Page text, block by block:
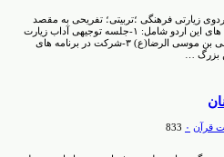
نونهالان مورخ ۹۵/۵/۱۹ الی ۹۵/۵/۲۶ اردوی زیارتی فرهنگی ؛تربیتی؛ تفریحی به مقصد
مشهد مقدس برگذار نمودند. از جمله برنامه های این اردو شامل: ۱-جلسه توجیهی آداب زیارت
امام رضا(ع) ۲-زیارت حرم مطهر حضرت علی بن موسی الرضا(ع) ۳-شرکت در برنامه های
بزرگ …
قرآن ۰ 833